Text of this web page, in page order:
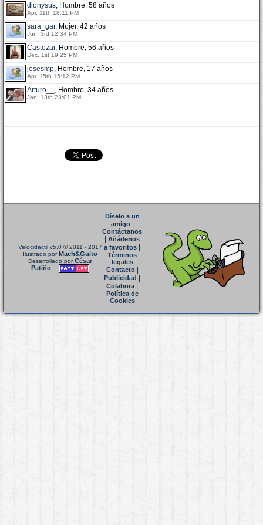
dionysus, Hombre, 58 años
Apr. 11th 18:11 PM
sara_gar, Mujer, 42 años
Jun. 3rd 12:34 PM
Castozar, Hombre, 56 años
Dec. 1st 19:25 PM
josesmp, Hombre, 17 años
Apr. 15th 15:12 PM
Arturo__ , Hombre, 34 años
Jan. 13th 23:01 PM
Velocidactil v5.0 © 2011 - 2017
Ilustrado porMach&Guito
Desarrollado porCésar
Patiño
Díselo a un
amigo|
Contáctanos
Añádenos
a favoritos
Términos
legales
Contacto|
Publicidad
Colabora|
Política de
Cookies